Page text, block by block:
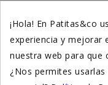
Suplementación
Otros
¡Hola! En Patitas&co
experiencia y mejorar
nuestra web para que
¿Nos permites